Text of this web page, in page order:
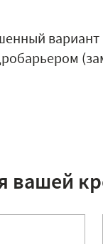
вариант
вашей